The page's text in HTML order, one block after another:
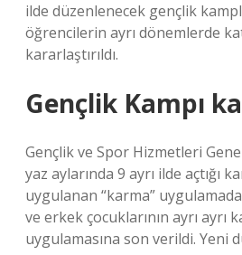
ilde düzenlenecek gençlik
öğrencilerin ayrı dönemlerde
kararlaştırıldı.
Gençlik Kampı
Gençlik ve Spor Hizmetleri
yaz aylarında 9 ayrı ilde açtığı
uygulanan “karma”
ve erkek çocuklarının ayrı ayrı
uygulamasına son verildi. Yeni